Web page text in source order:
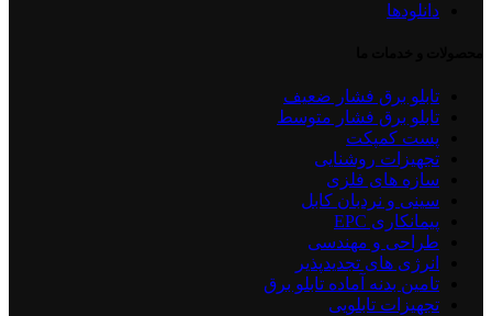
دانلودها
تابلو برق فشار ضعیف
تابلو برق فشار متوسط
پست کمپکت
تجهیزات روشنایی
سازه های فلزی
سینی و نردبان کابل
پیمانکاری EPC
طراحی و مهندسی
انرژی های تجدیدپذیر
تامین بدنه آماده تابلو برق
تجهیزات تابلویی